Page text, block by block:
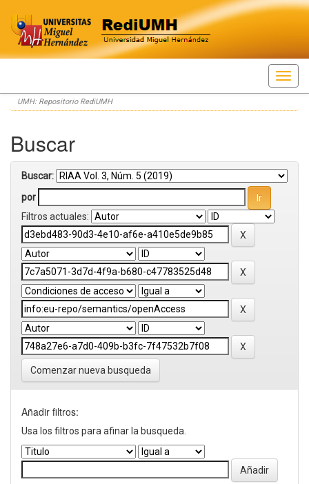
Skip
navigation
UMH: Repositorio RediUMH
Buscar
Buscar:
por
Filtros actuales:
Comenzar nueva busqueda
Añadir filtros:
Usa los filtros para afinar la busqueda.